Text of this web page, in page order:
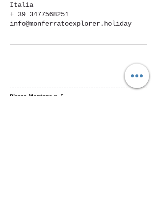
Italia
+ 39 3477568251
info@monferratoexplorer.holiday
Piazza Mentana n. 5